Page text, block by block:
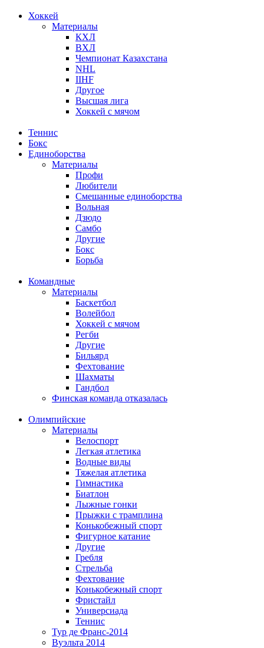
Хоккей
Материалы
КХЛ
ВХЛ
Чемпионат Казахстана
NHL
IIHF
Другое
Высшая лига
Хоккей с мячом
Теннис
Бокс
Единоборства
Материалы
Профи
Любители
Смешанные единоборства
Вольная
Дзюдо
Самбо
Другие
Бокс
Борьба
Командные
Материалы
Баскетбол
Волейбол
Хоккей с мячом
Регби
Другие
Бильярд
Фехтование
Шахматы
Гандбол
Финская команда отказалась
Олимпийские
Материалы
Велоспорт
Легкая атлетика
Водные виды
Тяжелая атлетика
Гимнастика
Биатлон
Лыжные гонки
Прыжки с трамплина
Конькобежный спорт
Фигурное катание
Другие
Гребля
Стрельба
Фехтование
Конькобежный спорт
Фристайл
Универсиада
Теннис
Тур де Франс-2014
Вуэльта 2014